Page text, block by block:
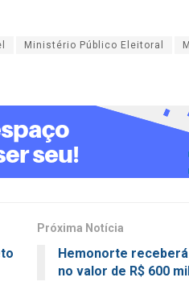
Ministério Público Eleitoral
Próxima Notícia
Hemonorte
no valor de R$ 600 mil